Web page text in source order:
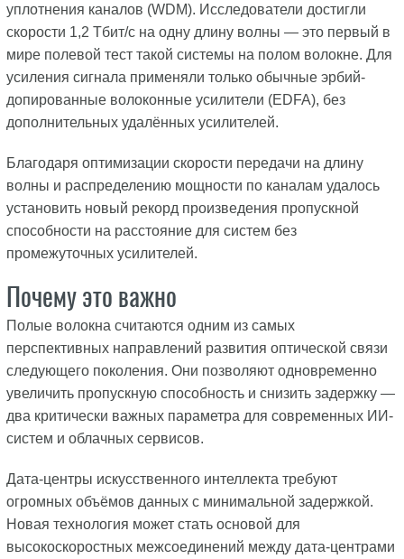
уплотнения каналов (WDM). Исследователи достигли
скорости 1,2 Тбит/с на одну длину волны — это первый в
мире полевой тест такой системы на полом волокне. Для
усиления сигнала применяли только обычные эрбий-
допированные волоконные усилители (EDFA), без
дополнительных удалённых усилителей.
Благодаря оптимизации скорости передачи на длину
волны и распределению мощности по каналам удалось
установить новый рекорд произведения пропускной
способности на расстояние для систем без
промежуточных усилителей.
Почему это важно
Полые волокна считаются одним из самых
перспективных направлений развития оптической связи
следующего поколения. Они позволяют одновременно
увеличить пропускную способность и снизить задержку —
два критически важных параметра для современных ИИ-
систем и облачных сервисов.
Дата-центры искусственного интеллекта требуют
огромных объёмов данных с минимальной задержкой.
Новая технология может стать основой для
высокоскоростных межсоединений между дата-центрами